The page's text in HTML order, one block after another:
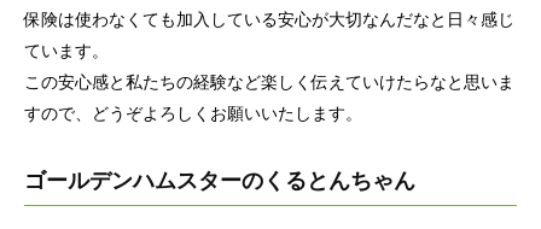
保険は使わなくても加入している安心が大切なんだなと日々感じ
ています。
この安心感と私たちの経験など楽しく伝えていけたらなと思いま
すので、どうぞよろしくお願いいたします。
ゴールデンハムスターのくるとんちゃん